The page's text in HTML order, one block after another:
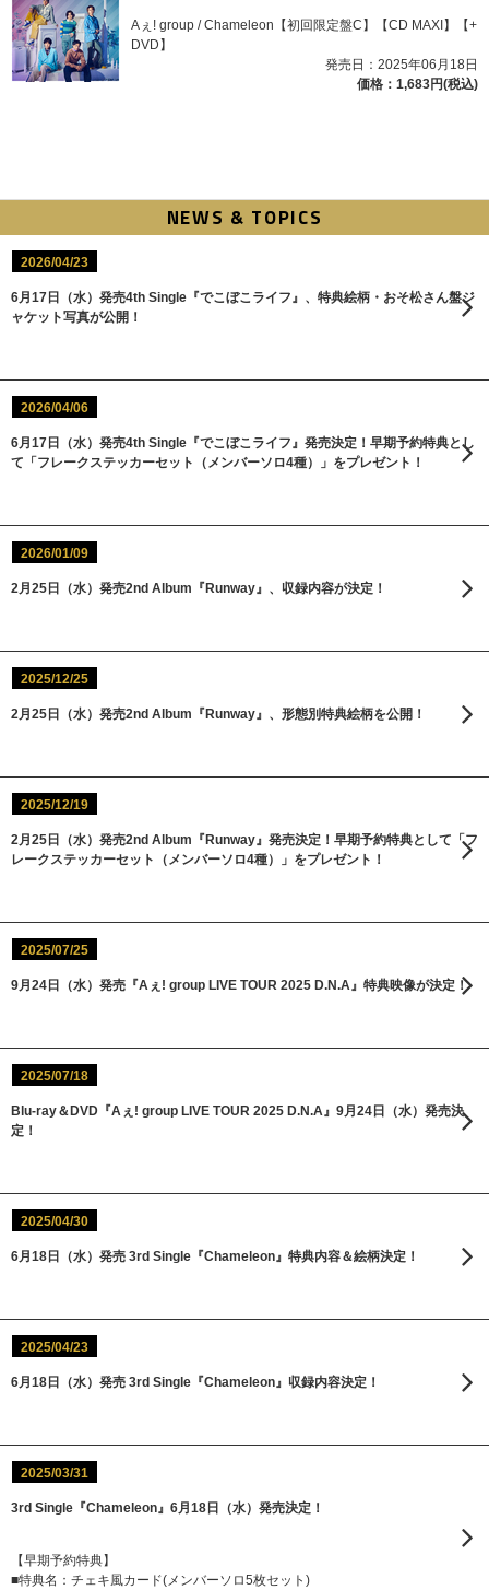
Aぇ! group / Chameleon【初回限定盤C】【CD MAXI】【+
DVD】
発売日：2025年06月18日
価格：1,683円(税込)
NEWS & TOPICS
2026/04/23
6月17日（水）発売4th Single『でこぼこライフ』、特典絵柄・おそ松さん盤ジ
ャケット写真が公開！
2026/04/06
6月17日（水）発売4th Single『でこぼこライフ』発売決定！早期予約特典とし
て「フレークステッカーセット（メンバーソロ4種）」をプレゼント！
2026/01/09
2月25日（水）発売2nd Album『Runway』、収録内容が決定！
2025/12/25
2月25日（水）発売2nd Album『Runway』、形態別特典絵柄を公開！
2025/12/19
2月25日（水）発売2nd Album『Runway』発売決定！早期予約特典として「フ
レークステッカーセット（メンバーソロ4種）」をプレゼント！
2025/07/25
9月24日（水）発売『Aぇ! group LIVE TOUR 2025 D.N.A』特典映像が決定！
2025/07/18
Blu-ray＆DVD『Aぇ! group LIVE TOUR 2025 D.N.A』9月24日（水）発売決
定！
2025/04/30
6月18日（水）発売 3rd Single『Chameleon』特典内容＆絵柄決定！
2025/04/23
6月18日（水）発売 3rd Single『Chameleon』収録内容決定！
2025/03/31
3rd Single『Chameleon』6月18日（水）発売決定！
【早期予約特典】
■特典名：チェキ風カード(メンバーソロ5枚セット)